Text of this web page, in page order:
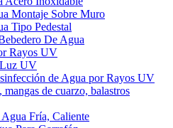
Montaje Sobre Muro
Tipo Pedestal
De Agua
Rayos UV
Luz UV
de Agua por Rayos UV
mangas de cuarzo, balastros
Agua Fría, Caliente